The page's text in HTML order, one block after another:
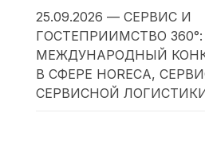
25.09.2026 — СЕРВИС И
ГОСТЕПРИИМСТВО 360°:
МЕЖДУНАРОДНЫЙ
В СФЕРЕ HORECA,
СЕРВИСНОЙ